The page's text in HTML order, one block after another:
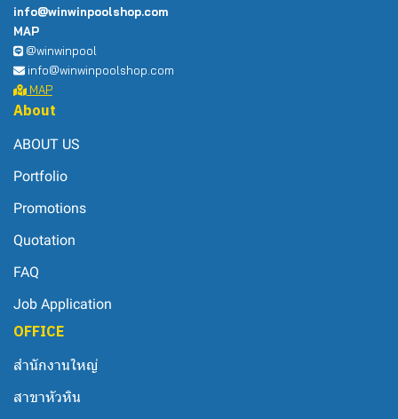
info@winwinpoolshop.com
MAP
@winwinpool
info@winwinpoolshop.com
MAP
About
ABOUT US
Portfolio
Promotions
Quotation
FAQ
Job Application
OFFICE
สำนักงานใหญ่
สาขาหัวหิน